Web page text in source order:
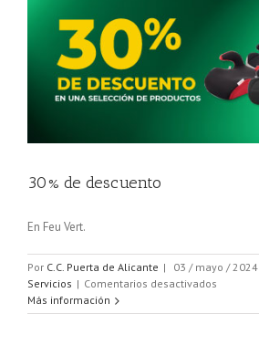
30% de descuento
En Feu Vert.
Por C.C. Puerta de Alicante | 03 / mayo / 2024
Servicios | Comentarios desactivados
de
Más información